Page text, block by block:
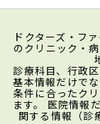
ドクターズ・フ
のクリニック・
診療科目、行政
基本情報だけで
条件に合ったク
ます。 医院情報
関する情報（診